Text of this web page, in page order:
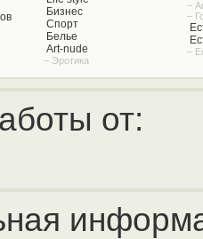
Бизнес
Спорт
Белье
Art-nude
– Эротика
–
–
–
от: